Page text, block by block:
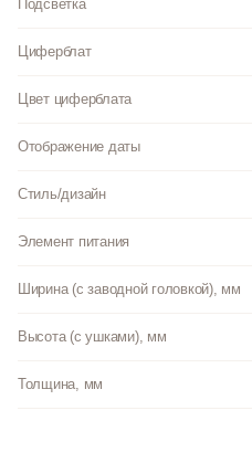
Подсветка
Циферблат
Цвет циферблата
Отображение даты
Стиль/дизайн
Элемент питания
Ширина (с заводной головкой), мм
Высота (с ушками), мм
Толщина, мм